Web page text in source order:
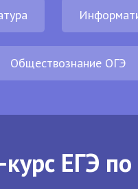
Обществознание ОГЭ
ЕГЭ